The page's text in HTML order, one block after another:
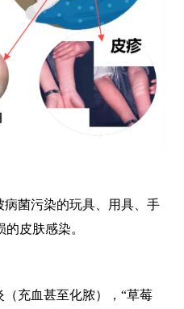
菌污染的玩具、用具、手
皮肤感染。
充血甚至化脓），“草莓